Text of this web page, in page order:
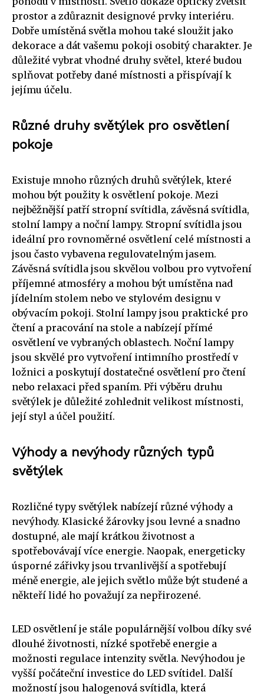
prostor a zdůraznit designové prvky interiéru.
Dobře umístěná světla mohou také sloužit jako
dekorace a dát vašemu pokoji osobitý charakter. Je
důležité vybrat vhodné druhy světel, které budou
splňovat potřeby dané místnosti a přispívají k
jejímu účelu.
Různé druhy světýlek pro osvětlení
pokoje
Existuje mnoho různých druhů světýlek, které
mohou být použity k osvětlení pokoje. Mezi
nejběžnější patří stropní svítidla, závěsná svítidla,
stolní lampy a noční lampy. Stropní svítidla jsou
ideální pro rovnoměrné osvětlení celé místnosti a
jsou často vybavena regulovatelným jasem.
Závěsná svítidla jsou skvělou volbou pro vytvoření
příjemné atmosféry a mohou být umístěna nad
jídelním stolem nebo ve stylovém designu v
obývacím pokoji. Stolní lampy jsou praktické pro
čtení a pracování na stole a nabízejí přímé
osvětlení ve vybraných oblastech. Noční lampy
jsou skvělé pro vytvoření intimního prostředí v
ložnici a poskytují dostatečné osvětlení pro čtení
nebo relaxaci před spaním. Při výběru druhu
světýlek je důležité zohlednit velikost místnosti,
její styl a účel použití.
Výhody a nevýhody různých typů
světýlek
Rozličné typy světýlek nabízejí různé výhody a
nevýhody. Klasické žárovky jsou levné a snadno
dostupné, ale mají krátkou životnost a
spotřebovávají více energie. Naopak, energeticky
úsporné zářivky jsou trvanlivější a spotřebují
méně energie, ale jejich světlo může být studené a
někteří lidé ho považují za nepřirozené.
LED osvětlení je stále populárnější volbou díky své
dlouhé životnosti, nízké spotřebě energie a
možnosti regulace intenzity světla. Nevýhodou je
vyšší počáteční investice do LED svítidel. Další
možností jsou halogenová svítidla, která